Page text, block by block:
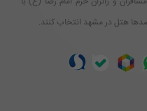
صدها هتل در مشهد انتخاب کنند.